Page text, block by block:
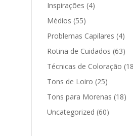
Inspirações (4)
Médios (55)
Problemas Capilares (4)
Rotina de Cuidados (63)
Técnicas de Coloração
Tons de Loiro (25)
Tons para Morenas (18)
Uncategorized (60)